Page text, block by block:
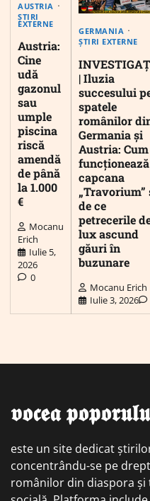
AUSTRIA
ȘTIRI
EXTERNE
Austria:
Cine
udă
gazonul
sau
umple
piscina
riscă
amendă
de până
la 1.000
€
Mocanu
Erich
Iulie 5,
2026
0
GERMANIA
ȘTIRI EXTERNE
| Iluzia
succesului
spatele
românilor
Germania și
Austria: Cum
funcționează
capcana
„Travorium”
de ce
petrecerile
lux ascund
găuri în
buzunare
Mocanu Erich
Iulie 3, 2026
𝖛𝖔𝖈𝖊𝖆
este un site dedicat
concentrându-se pe
românilor din diaspora și